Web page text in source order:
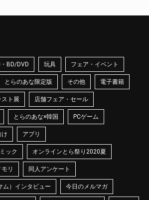
BD/DVD 玩具 フェア・イベント
とらのあな限定版 その他 電子書籍
スト展 店舗フェア・セール
とらのあな×韓国 PCゲーム
け アプリ
ック オンラインとら祭り2020夏
リ 同人アンケート
ム）インタビュー 今日のメルマガ